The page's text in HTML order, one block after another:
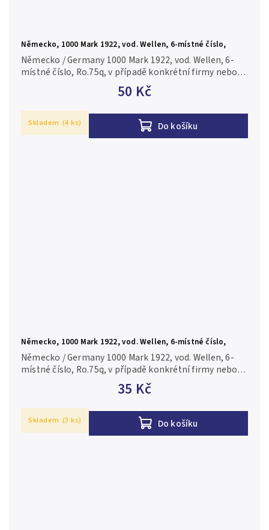
Německo, 1000 Mark 1922, vod. Wellen, 6-místné číslo,
Ro.75q
50 Kč
Do košíku
Německo / Germany 1000 Mark 1922, vod. Wellen, 6-
místné číslo, Ro.75q, v případě konkrétní firmy nebo
číslovače je foto pouze ilustrační 1+/XF+
Skladem (4 ks)
Německo, 1000 Mark 1922, vod. Wellen, 6-místné číslo,
Ro.75q
35 Kč
Do košíku
Německo / Germany 1000 Mark 1922, vod. Wellen, 6-
místné číslo, Ro.75q, v případě konkrétní firmy nebo
číslovače je foto pouze ilustrační 1/XF
Skladem (3 ks)